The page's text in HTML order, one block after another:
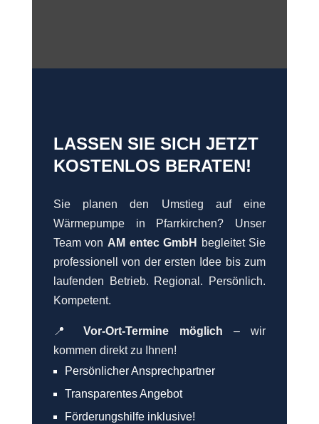
LASSEN SIE SICH JETZT
KOSTENLOS BERATEN!
Sie planen den Umstieg auf eine
Wärmepumpe in Pfarrkirchen? Unser
Team von AM entec GmbH
begleitet Sie
professionell von der ersten Idee bis zum
laufenden Betrieb. Regional. Persönlich.
Kompetent.
📍 Vor-Ort-Termine möglich – wir
kommen direkt zu Ihnen!
Persönlicher Ansprechpartner
Transparentes Angebot
Förderungshilfe inklusive!